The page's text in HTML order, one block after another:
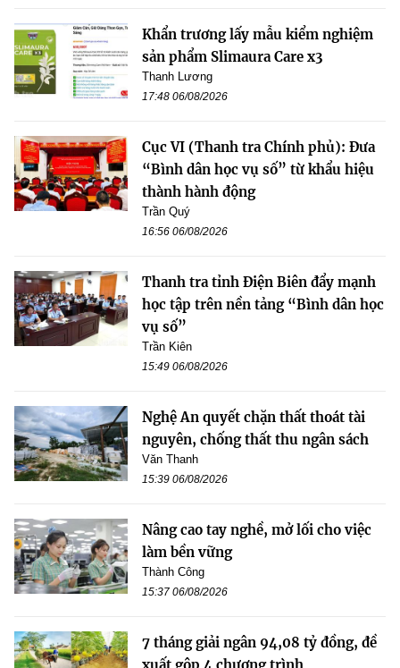
Khẩn trương lấy mẫu kiểm nghiệm
sản phẩm Slimaura Care x3
Thanh Lương
17:48 06/08/2026
Cục VI (Thanh tra Chính phủ): Đưa
“Bình dân học vụ số” từ khẩu hiệu
thành hành động
Trần Quý
16:56 06/08/2026
Thanh tra tỉnh Điện Biên đẩy mạnh
học tập trên nền tảng “Bình dân học
vụ số”
Trần Kiên
15:49 06/08/2026
Nghệ An quyết chặn thất thoát tài
nguyên, chống thất thu ngân sách
Văn Thanh
15:39 06/08/2026
Nâng cao tay nghề, mở lối cho việc
làm bền vững
Thành Công
15:37 06/08/2026
7 tháng giải ngân 94,08 tỷ đồng, đề
xuất gộp 4 chương trình